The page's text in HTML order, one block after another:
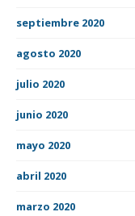
septiembre 2020
agosto 2020
julio 2020
junio 2020
mayo 2020
abril 2020
marzo 2020